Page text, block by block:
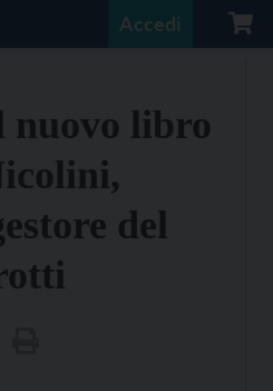
Accedi
nuovo libro
del